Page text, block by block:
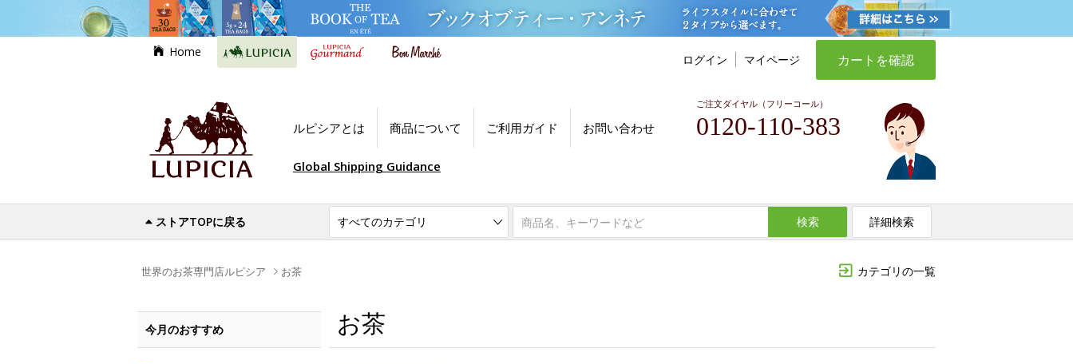
Home
ログイン マイページ カートを確認
ルピシアとは 商品について ご利用ガイド お問い合わせ
ご注文ダイヤル（フリーコール）
0120-110-383
Global Shipping Guidance
ストアTOPに戻る 検索 詳細検索
カテゴリの一覧
世界のお茶専門店ルピシア お茶
お茶
今月のおすすめ